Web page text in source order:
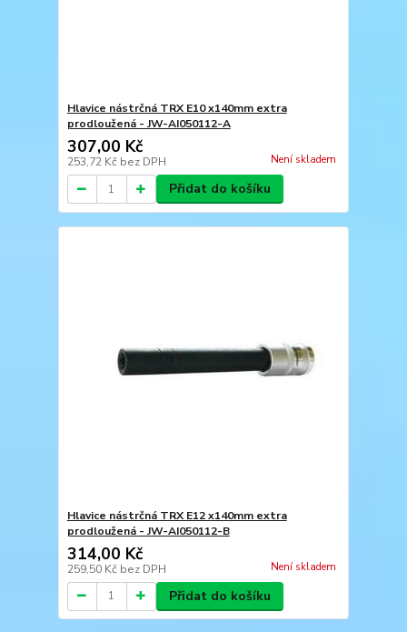
Hlavice nástrčná TRX E10 x140mm extra
prodloužená - JW-AI050112-A
307,00 Kč
253,72 Kč bez DPH Není skladem
Přidat do košíku
Hlavice nástrčná TRX E12 x140mm extra
prodloužená - JW-AI050112-B
314,00 Kč
259,50 Kč bez DPH Není skladem
Přidat do košíku